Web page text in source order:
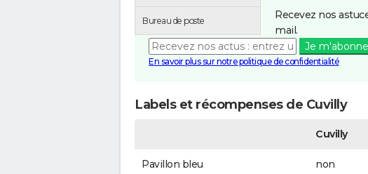
Bureau de poste
Recevez nos
mail.
Je m'abonne
En savoir plus sur notre politique de confidentialité
Labels et récompenses de Cuvilly
Cuvilly
Pavillon bleu non